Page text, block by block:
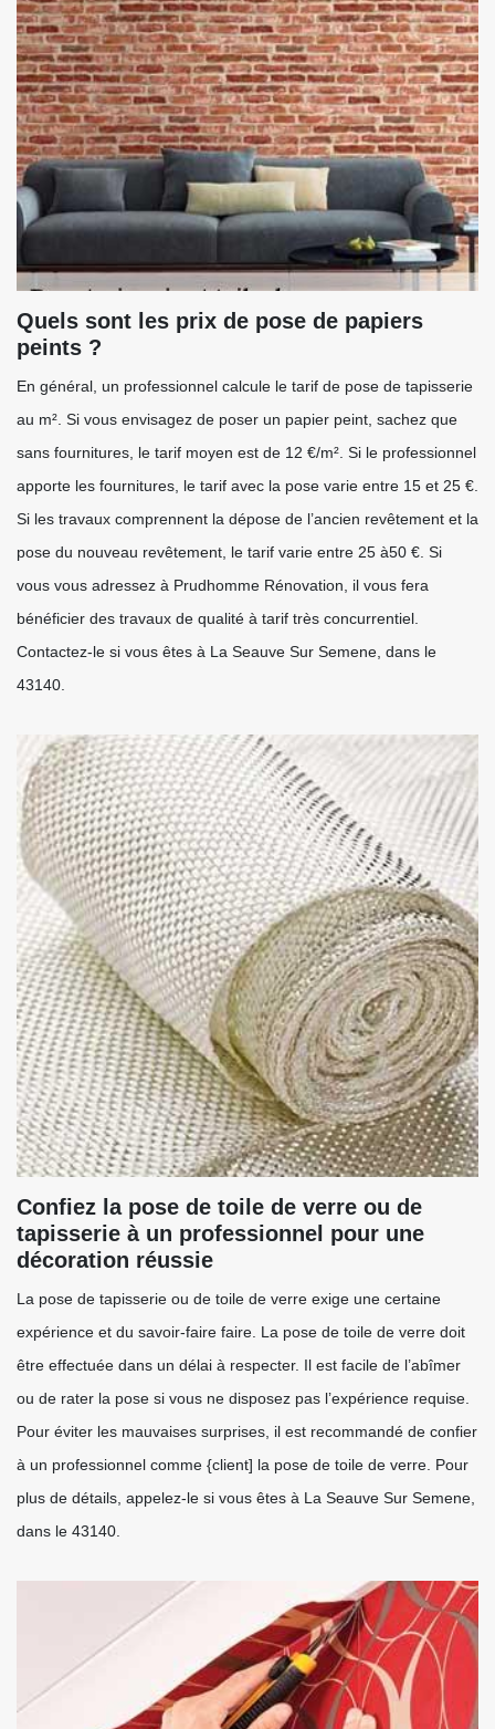
Quels sont les prix de pose de papiers
peints ?
En général, un professionnel calcule le tarif de pose de tapisserie
au m². Si vous envisagez de poser un papier peint, sachez que
sans fournitures, le tarif moyen est de 12 €/m². Si le professionnel
apporte les fournitures, le tarif avec la pose varie entre 15 et 25 €.
Si les travaux comprennent la dépose de l’ancien revêtement et la
pose du nouveau revêtement, le tarif varie entre 25 à50 €. Si
vous vous adressez à Prudhomme Rénovation, il vous fera
bénéficier des travaux de qualité à tarif très concurrentiel.
Contactez-le si vous êtes à La Seauve Sur Semene, dans le
43140.
Confiez la pose de toile de verre ou de
tapisserie à un professionnel pour une
décoration réussie
La pose de tapisserie ou de toile de verre exige une certaine
expérience et du savoir-faire faire. La pose de toile de verre doit
être effectuée dans un délai à respecter. Il est facile de l’abîmer
ou de rater la pose si vous ne disposez pas l’expérience requise.
Pour éviter les mauvaises surprises, il est recommandé de confier
à un professionnel comme {client] la pose de toile de verre. Pour
plus de détails, appelez-le si vous êtes à La Seauve Sur Semene,
dans le 43140.